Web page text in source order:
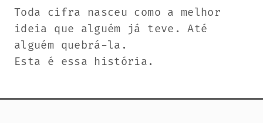
Toda cifra nasceu como a melhor
ideia que alguém já teve. Até
alguém quebrá-la.
Esta é essa história.